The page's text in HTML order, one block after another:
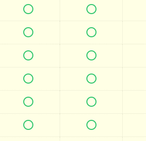
 
 
 
 
 
 